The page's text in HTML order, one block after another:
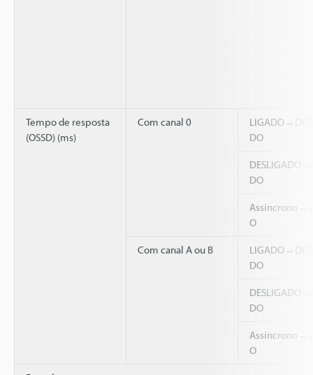
Tempo de resposta
(OSSD) (ms)
Com canal 0
DO
DO
O
Com canal A ou B
DO
DO
O